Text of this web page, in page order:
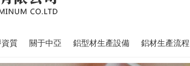
質 關于中亞 鋁型材生產設備 鋁材生產流程